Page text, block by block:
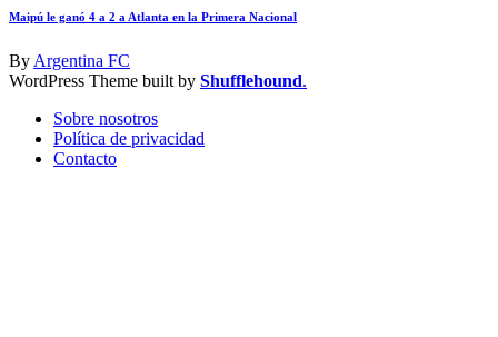
Maipú le ganó 4 a 2 a Atlanta en la Primera Nacional
ByArgentina FC
WordPress Theme built by Shufflehound.
Sobre nosotros
Política de privacidad
Contacto